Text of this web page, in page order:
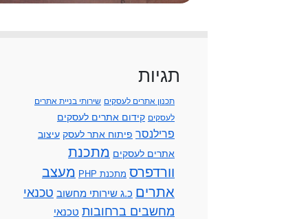
תגיות
תכנון אתרים לעסקים שירותי בניית אתרים
לעסקים קידום אתרים לעסקים
פרילנסר פיתוח אתר לעסק עיצוב
אתרים לעסקים מתכנת
וורדפרס מתכנת PHP
מעצב
אתרים כ.ג שירותי מחשוב טכנאי
מחשבים ברחובות טכנאי